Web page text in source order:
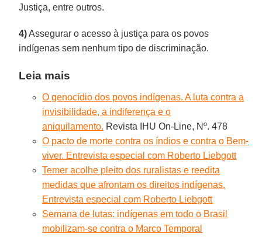
Justiça, entre outros.
4)Assegurar o acesso à justiça para os povos
indígenas sem nenhum tipo de discriminação.
Leia mais
O genocídio dos povos indígenas. A luta contra a
invisibilidade, a indiferença e o
aniquilamento. Revista IHU On-Line, Nº. 478
O pacto de morte contra os índios e contra o Bem-
viver. Entrevista especial com Roberto Liebgott
Temer acolhe pleito dos ruralistas e reedita
medidas que afrontam os direitos indígenas.
Entrevista especial com Roberto Liebgott
Semana de lutas: indígenas em todo o Brasil
mobilizam-se contra o Marco Temporal